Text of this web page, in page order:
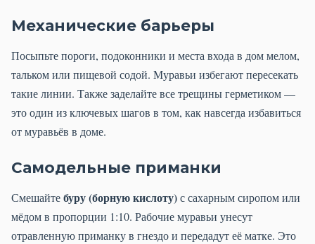
Механические барьеры
Посыпьте пороги, подоконники и места входа в дом мелом,
тальком или пищевой содой. Муравьи избегают пересекать
такие линии. Также заделайте все трещины герметиком —
это один из ключевых шагов в том, как навсегда избавиться
от муравьёв в доме.
Самодельные приманки
Смешайтебуру (борную кислоту)с сахарным сиропом или
мёдом в пропорции 1:10. Рабочие муравьи унесут
отравленную приманку в гнездо и передадут её матке. Это